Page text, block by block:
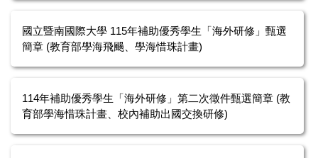
國立暨南國際大學 115年補助優秀學生「海外研修」甄選
簡章 (教育部學海飛颺、學海惜珠計畫)
114年補助優秀學生「海外研修」第二次徵件甄選簡章 (教
育部學海惜珠計畫、校內補助出國交換研修)